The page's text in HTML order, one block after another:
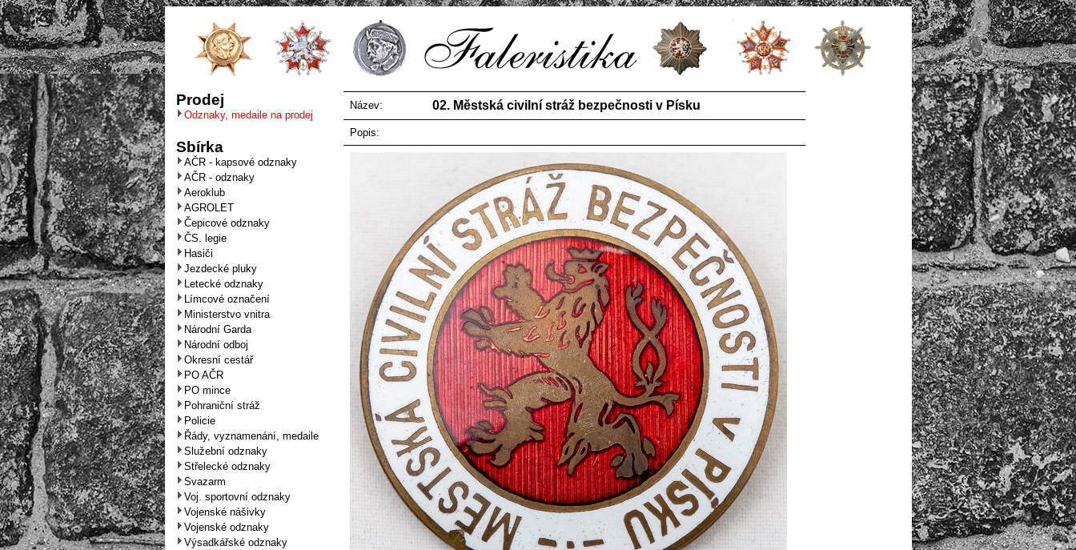
Prodej
Odznaky, medaile na prodej
Sbírka
AČR - kapsové odznaky
AČR - odznaky
Aeroklub
AGROLET
Čepicové odznaky
ČS. legie
Hasiči
Jezdecké pluky
Letecké odznaky
Límcové označení
Ministerstvo vnitra
Národní Garda
Národní odboj
Okresní cestář
PO AČR
PO mince
Pohraniční stráž
Policie
Řády, vyznamenání, medaile
Služební odznaky
Střelecké odznaky
Svazarm
Voj. sportovní odznaky
Vojenské nášivky
Vojenské odznaky
Výsadkářské odznaky
Název: 02. Městská civilní stráž bezpečnosti v Písku
Popis: